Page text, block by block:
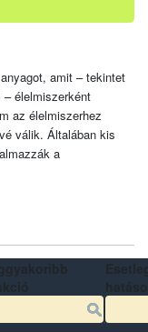
amit – tekintet
– élelmiszerként
az élelmiszerhez
válik. Általában kis
a